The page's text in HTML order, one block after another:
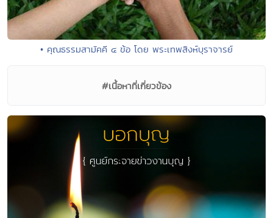
• คุณธรรมสามัคคี ๔ ข้อ โดย พระเทพสิงห์บุราจารย์
#เนื้อหาที่เกี่ยวข้อง